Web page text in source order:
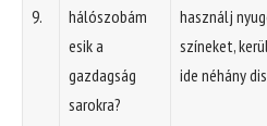
9.
hálószobám
esik a
gazdagság
sarokra?
használj
színeket,
ide néhány